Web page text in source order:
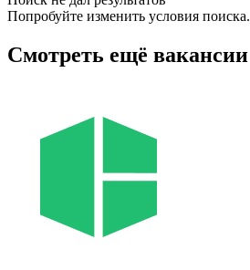
Попробуйте изменить условия поиска.
Смотреть ещё вакансии